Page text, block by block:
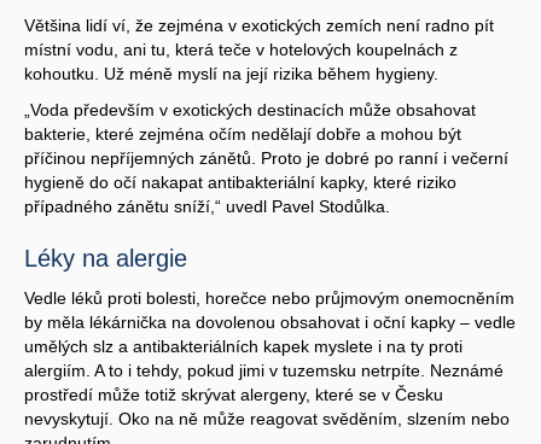
Většina lidí ví, že zejména v exotických zemích není radno pít
místní vodu, ani tu, která teče v hotelových koupelnách z
kohoutku. Už méně myslí na její rizika během hygieny.
„Voda především v exotických destinacích může obsahovat
bakterie, které zejména očím nedělají dobře a mohou být
příčinou nepříjemných zánětů. Proto je dobré po ranní i večerní
hygieně do očí nakapat antibakteriální kapky, které riziko
případného zánětu sníží,“ uvedl Pavel Stodůlka.
Léky na alergie
Vedle léků proti bolesti, horečce nebo průjmovým onemocněním
by měla lékárnička na dovolenou obsahovat i oční kapky – vedle
umělých slz a antibakteriálních kapek myslete i na ty proti
alergiím. A to i tehdy, pokud jimi v tuzemsku netrpíte. Neznámé
prostředí může totiž skrývat alergeny, které se v Česku
nevyskytují. Oko na ně může reagovat svěděním, slzením nebo